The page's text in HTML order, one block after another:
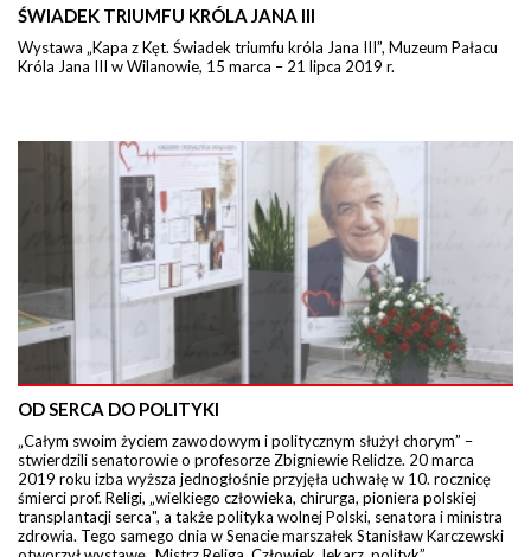
ŚWIADEK TRIUMFU KRÓLA JANA III
Wystawa „Kapa z Kęt. Świadek triumfu króla Jana III”, Muzeum Pałacu
Króla Jana III w Wilanowie, 15 marca – 21 lipca 2019 r.
OD SERCA DO POLITYKI
„Całym swoim życiem zawodowym i politycznym służył chorym” –
stwierdzili senatorowie o profesorze Zbigniewie Relidze. 20 marca
2019 roku izba wyższa jednogłośnie przyjęła uchwałę w 10. rocznicę
śmierci prof. Religi, „wielkiego człowieka, chirurga, pioniera polskiej
transplantacji serca", a także polityka wolnej Polski, senatora i ministra
zdrowia. Tego samego dnia w Senacie marszałek Stanisław Karczewski